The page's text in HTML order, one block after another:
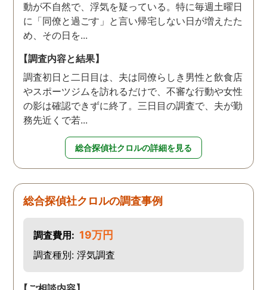
動が不自然で、浮気を疑っている。特に毎週土曜日
に「同僚と過ごす」と言い帰宅しない日が増えたた
め、その日を...
【調査内容と結果】
調査初日と二日目は、夫は同僚らしき男性と飲食店
やスポーツジムを訪れるだけで、不審な行動や女性
の影は確認できずに終了。三日目の調査で、夫が勤
務先近くで若...
総合探偵社クロルの詳細を見る
総合探偵社クロルの調査事例
調査費用: 19万円
調査種別: 浮気調査